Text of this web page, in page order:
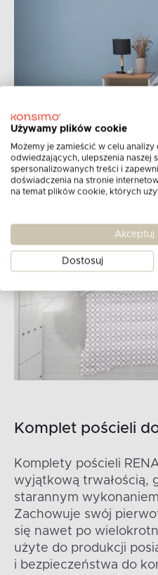
Komplet pościeli
Komplety pościeli
wyjątkową trwałością,
starannym
Zachowuje swój
się nawet po
użyte do produkcji
i bezpieczeństwa do
Używamy plików cookie
Możemy je zamieścić w celu
odwiedzających, ulepszenia naszej
spersonalizowanych treści i
doświadczenia na stronie
na temat plików cookie, których
Akceptuj
Dostosuj